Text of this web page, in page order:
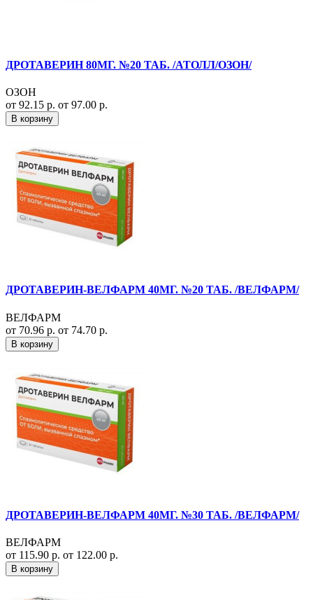
ДРОТАВЕРИН 80МГ. №20 ТАБ. /АТОЛЛ/ОЗОН/
ОЗОН
от 92.15 р. от 97.00 р.
В корзину
ДРОТАВЕРИН-ВЕЛФАРМ 40МГ. №20 ТАБ. /ВЕЛФАРМ/
ВЕЛФАРМ
от 70.96 р. от 74.70 р.
В корзину
ДРОТАВЕРИН-ВЕЛФАРМ 40МГ. №30 ТАБ. /ВЕЛФАРМ/
ВЕЛФАРМ
от 115.90 р. от 122.00 р.
В корзину